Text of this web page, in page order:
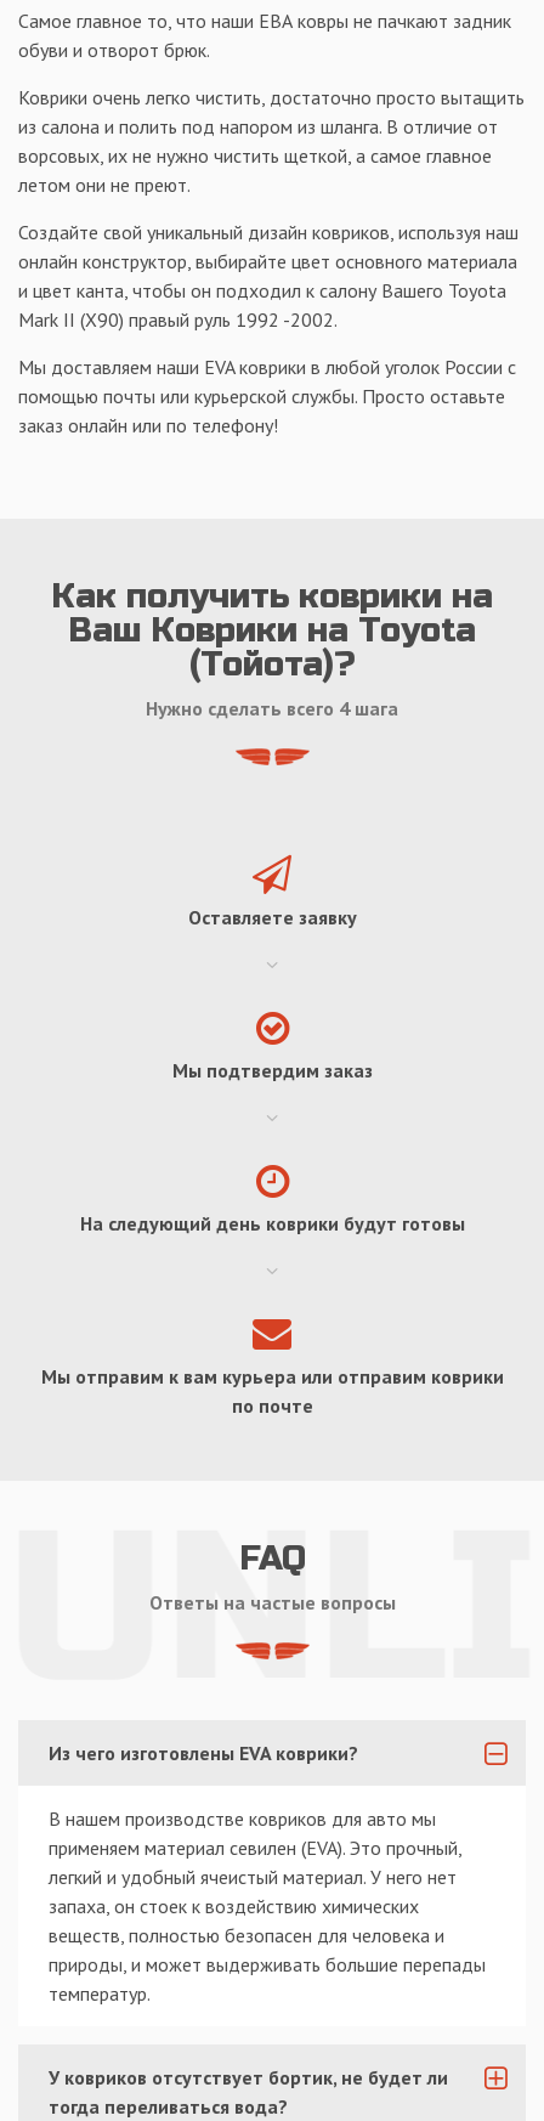
Самое главное то, что наши ЕВА ковры не пачкают задник
обуви и отворот брюк.
Коврики очень легко чистить, достаточно просто вытащить
из салона и полить под напором из шланга. В отличие от
ворсовых, их не нужно чистить щеткой, а самое главное
летом они не преют.
Создайте свой уникальный дизайн ковриков, используя наш
онлайн конструктор, выбирайте цвет основного материала
и цвет канта, чтобы он подходил к салону Вашего Toyota
Mark II (X90) правый руль 1992 -2002.
Мы доставляем наши EVA коврики в любой уголок России с
помощью почты или курьерской службы. Просто оставьте
заказ онлайн или по телефону!
Как получить коврики на
Ваш Коврики на Toyota
(Тойота)?
Нужно сделать всего 4 шага
Оставляете заявку
Мы подтвердим заказ
На следующий день коврики будут готовы
Мы отправим к вам курьера или отправим коврики
по почте
FAQ
Ответы на частые вопросы
Из чего изготовлены EVA коврики?
В нашем производстве ковриков для авто мы
применяем материал севилен (EVA). Это прочный,
легкий и удобный ячеистый материал. У него нет
запаха, он стоек к воздействию химических
веществ, полностью безопасен для человека и
природы, и может выдерживать большие перепады
температур.
У ковриков отсутствует бортик, не будет ли
тогда переливаться вода?